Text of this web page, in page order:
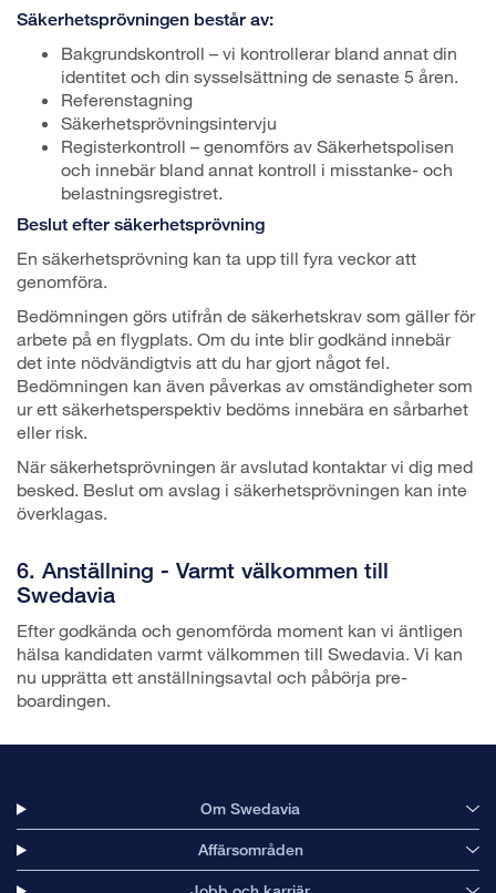
Säkerhetsprövningen består av:
Bakgrundskontroll – vi kontrollerar bland annat din
identitet och din sysselsättning de senaste 5 åren.
Referenstagning
Säkerhetsprövningsintervju
Registerkontroll – genomförs av Säkerhetspolisen
och innebär bland annat kontroll i misstanke- och
belastningsregistret.
Beslut efter säkerhetsprövning
En säkerhetsprövning kan ta upp till fyra veckor att
genomföra.
Bedömningen görs utifrån de säkerhetskrav som gäller för
arbete på en flygplats. Om du inte blir godkänd innebär
det inte nödvändigtvis att du har gjort något fel.
Bedömningen kan även påverkas av omständigheter som
ur ett säkerhetsperspektiv bedöms innebära en sårbarhet
eller risk.
När säkerhetsprövningen är avslutad kontaktar vi dig med
besked. Beslut om avslag i säkerhetsprövningen kan inte
överklagas.
6. Anställning - Varmt välkommen till
Swedavia
Efter godkända och genomförda moment kan vi äntligen
hälsa kandidaten varmt välkommen till Swedavia. Vi kan
nu upprätta ett anställningsavtal och påbörja pre-
boardingen.
Om Swedavia
Affärsområden